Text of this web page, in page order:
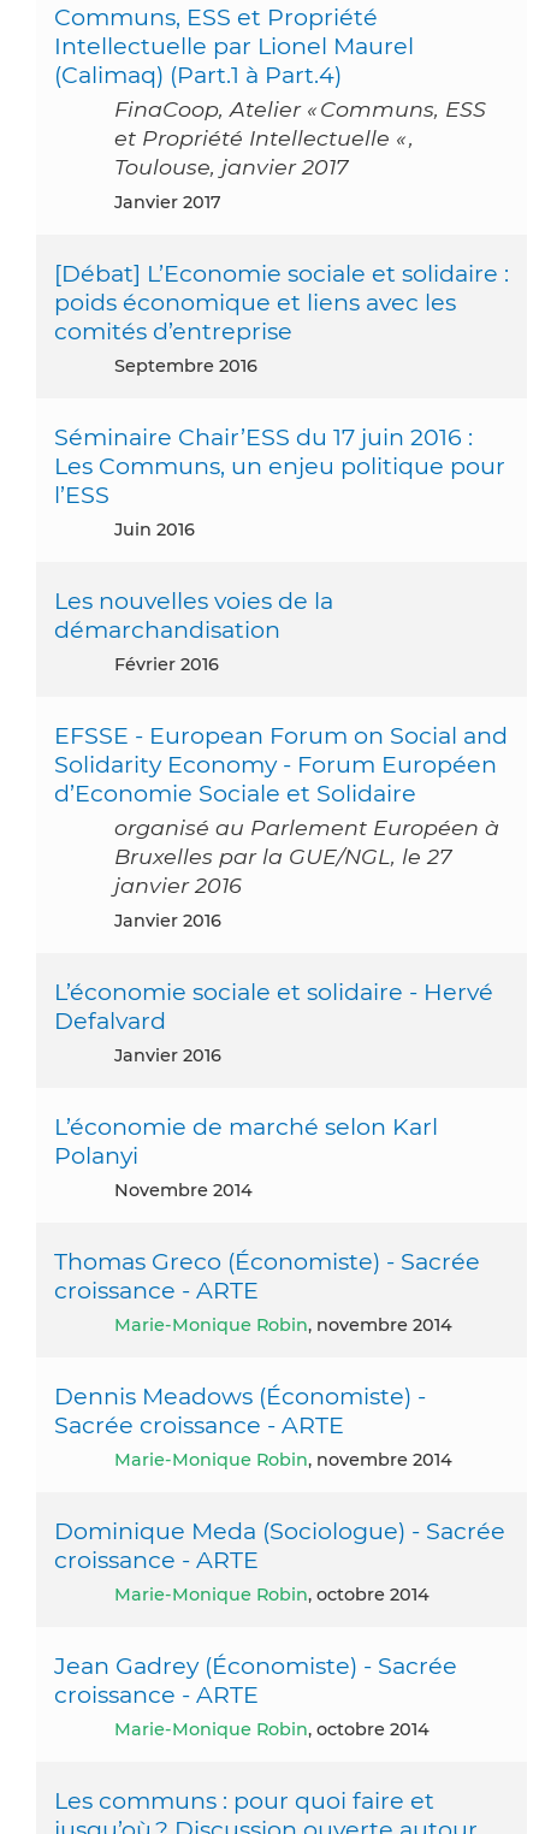
Communs, ESS et Propriété
Intellectuelle par Lionel Maurel
(Calimaq) (Part.1 à Part.4)
FinaCoop, Atelier « Communs, ESS
et Propriété Intellectuelle « ,
Toulouse, janvier 2017
janvier 2017
[Débat] L’Economie sociale et solidaire :
poids économique et liens avec les
comités d’entreprise
septembre 2016
Séminaire Chair’ESS du 17 juin 2016 :
Les Communs, un enjeu politique pour
l’ESS
juin 2016
Les nouvelles voies de la
démarchandisation
février 2016
EFSSE - European Forum on Social and
Solidarity Economy - Forum Européen
d’Economie Sociale et Solidaire
organisé au Parlement Européen à
Bruxelles par la GUE/NGL, le 27
janvier 2016
janvier 2016
L’économie sociale et solidaire - Hervé
Defalvard
janvier 2016
L’économie de marché selon Karl
Polanyi
novembre 2014
Thomas Greco (Économiste) - Sacrée
croissance - ARTE
Marie-Monique Robin, novembre 2014
Dennis Meadows (Économiste) -
Sacrée croissance - ARTE
Marie-Monique Robin, novembre 2014
Dominique Meda (Sociologue) - Sacrée
croissance - ARTE
Marie-Monique Robin, octobre 2014
Jean Gadrey (Économiste) - Sacrée
croissance - ARTE
Marie-Monique Robin, octobre 2014
Les communs : pour quoi faire et